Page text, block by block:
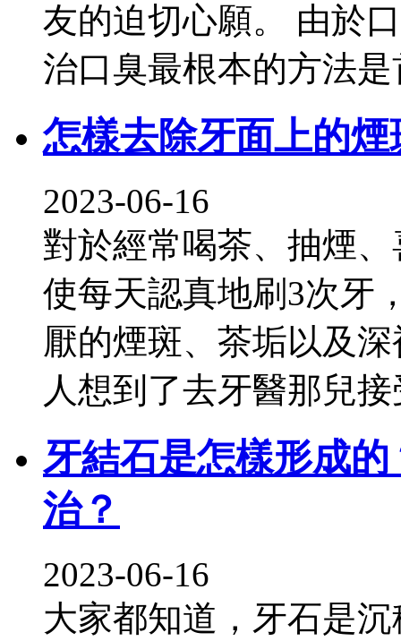
友的迫切心願。 由於
治口臭最根本的方法
怎樣去除牙面上的
2023-06-16
對於經常喝茶、抽煙
使每天認真地刷3次牙
厭的煙斑、茶垢以及
人想到了去牙醫那兒
牙結石是怎樣形成
治？
2023-06-16
大家都知道，牙石是